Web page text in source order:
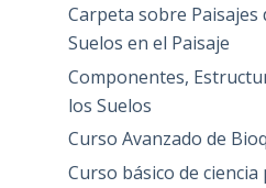
Carpeta sobre Paisajes
Suelos en el Paisaje
Componentes,
los Suelos
Curso Avanzado de
Curso básico de